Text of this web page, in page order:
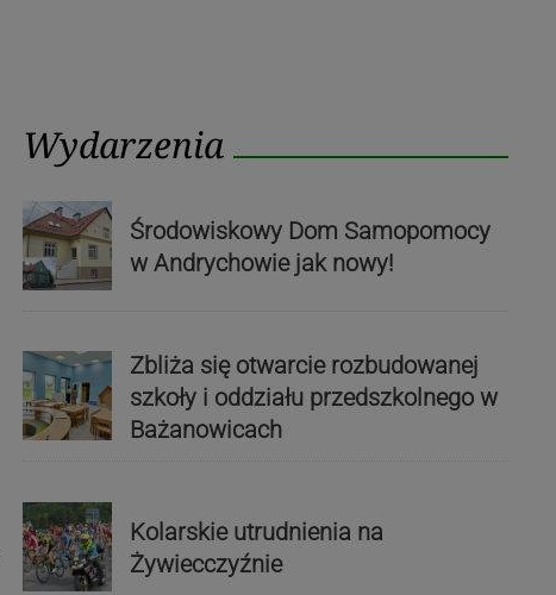
Wydarzenia
Środowiskowy Dom Samopomocy
w Andrychowie jak nowy!
Zbliża się otwarcie rozbudowanej
szkoły i oddziału przedszkolnego w
Bażanowicach
Kolarskie utrudnienia na
Żywiecczyźnie